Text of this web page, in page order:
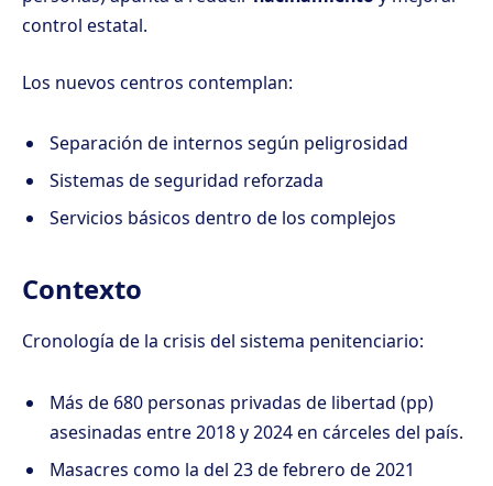
control estatal.
Los nuevos centros contemplan:
Separación de internos según peligrosidad
Sistemas de seguridad reforzada
Servicios básicos dentro de los complejos
Contexto
Cronología de la crisis del sistema penitenciario:
Más de 680 personas privadas de libertad (pp)
asesinadas entre 2018 y 2024 en cárceles del país.
Masacres como la del 23 de febrero de 2021